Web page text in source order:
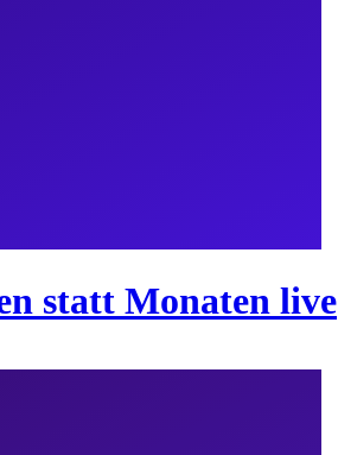
statt Monaten live